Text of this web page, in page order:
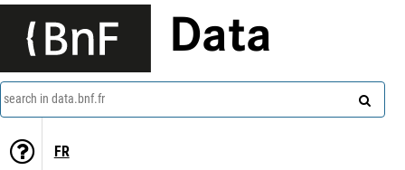
Data
search in data.bnf.fr
FR